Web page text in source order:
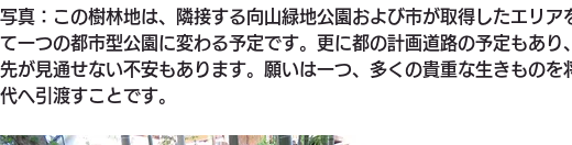
真：この樹林地は、隣接する向山緑地公園および市が取得したエリア
一つの都市型公園に変わる予定です。更に都の計画道路の予定もあり
が見通せない不安もあります。願いは一つ、多くの貴重な生きものを
へ引渡すことです。